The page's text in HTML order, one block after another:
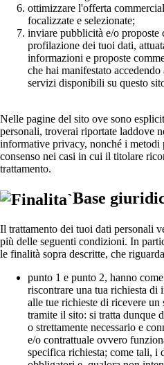
ottimizzare l'offerta
focalizzate e selezionate;
inviare pubblicità e/o proposte
profilazione dei tuoi dati,
informazioni e proposte
che hai manifestato
servizi disponibili su questo
Nelle pagine del sito ove sono
personali, troverai riportate laddove
informative privacy, nonché i metodi
consenso nei casi in cui il titolare
trattamento.
Base
Il trattamento dei tuoi dati personali
più delle seguenti condizioni. In
le finalità sopra descritte, che
punto 1 e punto 2, hanno
riscontrare una tua richiesta di
alle tue richieste di ricevere
tramite il sito: si tratta dunque
o strettamente necessario e
e/o contrattuale ovvero
specifica richiesta; come tali,